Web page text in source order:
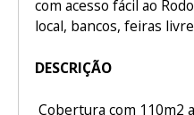
com acesso fácil ao
local, bancos, feiras
DESCRIÇÃO
Cobertura com 110m2